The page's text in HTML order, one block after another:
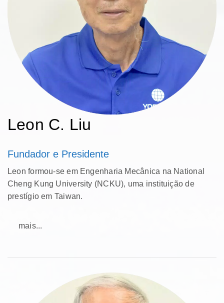
Leon C. Liu
Fundador e Presidente
Leon formou-se em Engenharia Mecânica na National
Cheng Kung University (NCKU), uma instituição de
prestígio em Taiwan.
mais...
na PHICO-FORD Electronics, onde aprimorou as
suas competências durante vários anos. Com base
na sua vasta experiência, mais tarde aventurou-se